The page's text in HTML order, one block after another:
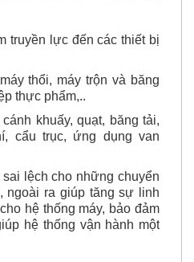
truyền lực đến các thiết bị
thổi, máy trộn và băng
thực phẩm,..
khuấy, quạt, băng tải,
cẩu trục, ứng dụng van
lệch cho những chuyển
ngoài ra giúp tăng sự linh
hệ thống máy, bảo đảm
hệ thống vận hành một